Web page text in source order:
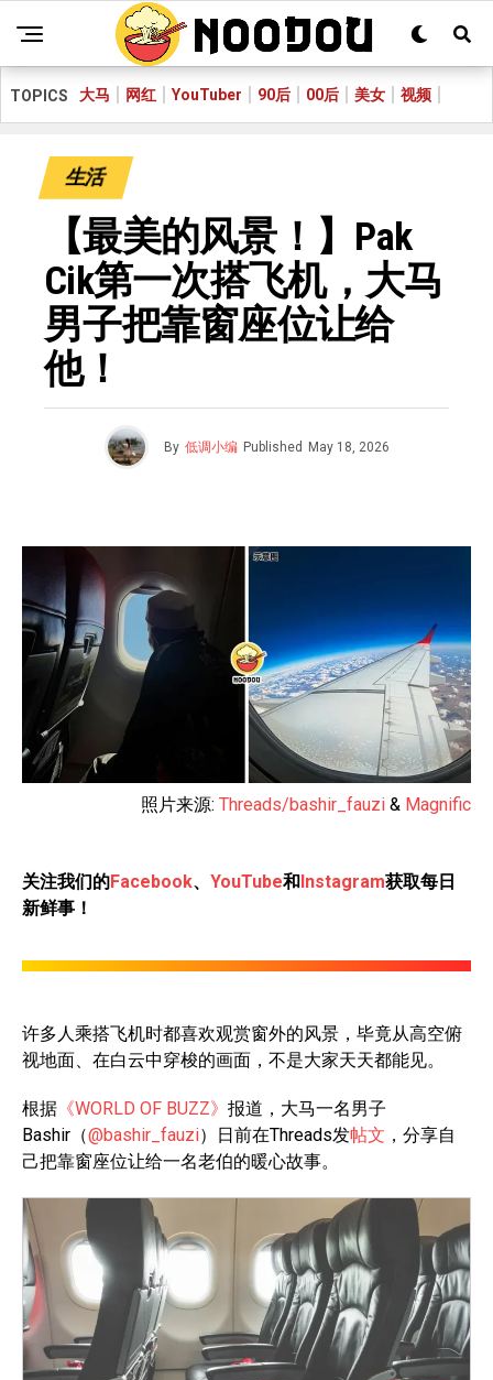
TOPICS 大马 网红 YouTuber 90后 00后 美女 视频
生活
【最美的风景！】Pak
Cik第一次搭飞机，大马
男子把靠窗座位让给
他！
By 低调小编 Published May 18, 2026
照片来源: Threads/bashir_fauzi & Magnific
关注我们的Facebook、 YouTube和Instagram获取每日
新鲜事！
许多人乘搭飞机时都喜欢观赏窗外的风景，毕竟从高空俯
视地面、在白云中穿梭的画面，不是大家天天都能见。
根据 《WORLD OF BUZZ》 报道，大马一名男子
Bashir（@bashir_fauzi）日前在Threads发帖文 ，分享自
己把靠窗座位让给一名老伯的暖心故事。